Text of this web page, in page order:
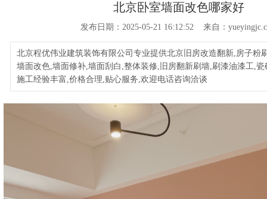
北京卧室墙面改色哪家好
发布日期：2025-05-21 16:12:52 来自：
北京程优伟业建筑装饰有限公司专业提供北京旧房改造翻新,房子粉
墙面改色,墙面修补,墙面刮白,整体装修,旧房翻新刷墙,刷漆油漆工,
施工经验丰富,价格合理,贴心服务,欢迎电话咨询洽谈